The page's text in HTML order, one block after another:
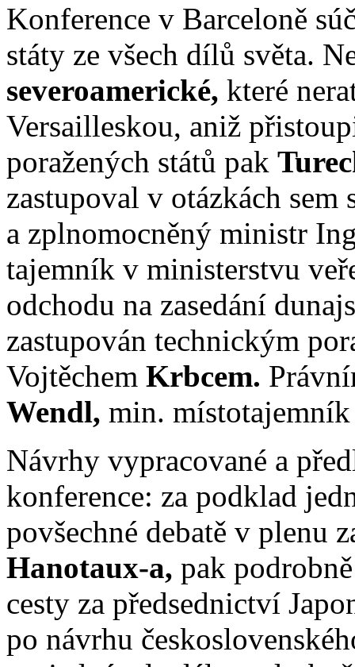
Konference v Barceloně
státy ze všech dílů světa.
severoamerické, které
Versailleskou, aniž
poražených států pak
zastupoval v otázkách
a zplnomocněný ministr
tajemník v ministerstvu
odchodu na zasedání
zastupován technickým
Vojtěchem Krbcem.
Wendl, min.
Návrhy vypracované a
konference: za podklad
povšechné debatě v plenu
Hanotaux-a, pak
cesty za předsednictví
po návrhu